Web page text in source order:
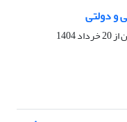
و دولتی
از20 خرداد 1404